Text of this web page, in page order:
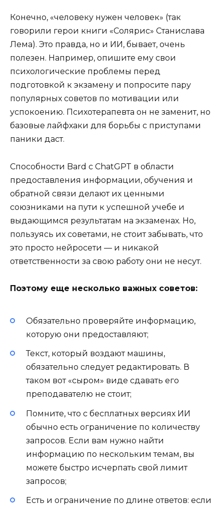
Конечно, «человеку нужен человек» (так
говорили герои книги «Солярис» Станислава
Лема). Это правда, но и ИИ, бывает, очень
полезен. Например, опишите ему свои
психологические проблемы перед
подготовкой к экзамену и попросите пару
популярных советов по мотивации или
успокоению. Психотерапевта он не заменит, но
базовые лайфхаки для борьбы с приступами
паники даст.
Способности Bard с ChatGPT в области
предоставления информации, обучения и
обратной связи делают их ценными
союзниками на пути к успешной учебе и
выдающимся результатам на экзаменах. Но,
пользуясь их советами, не стоит забывать, что
это просто нейросети — и никакой
ответственности за свою работу они не несут.
Поэтому еще несколько важных советов:
Обязательно проверяйте информацию,
которую они предоставляют;
Текст, который воздают машины,
обязательно следует редактировать. В
таком вот «сыром» виде сдавать его
преподавателю не стоит;
Помните, что с бесплатных версиях ИИ
обычно есть ограничение по количеству
запросов. Если вам нужно найти
информацию по нескольким темам, вы
можете быстро исчерпать свой лимит
запросов;
Есть и ограничение по длине ответов: если